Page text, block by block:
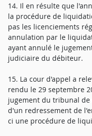
14. Il en résulte que
la procédure de
pas les licenciements
annulation par le
ayant annulé le
judiciaire du débiteur.
15. La cour d'appel a
rendu le 29 septembre
jugement du tribunal
d'un redressement de
ci une procédure de